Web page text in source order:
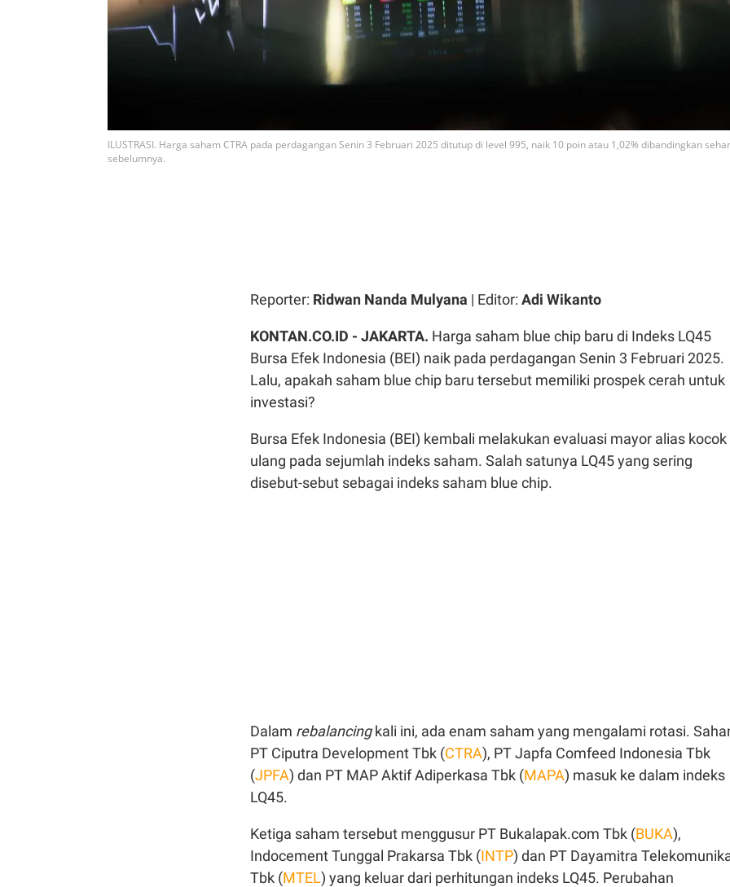
ILUSTRASI. Harga saham CTRA pada perdagangan Senin 3 Februari 2025 ditutup di level 995, naik 10 poin atau 1,02% dibandingkan
sebelumnya.
Reporter: Ridwan Nanda Mulyana | Editor: Adi Wikanto
KONTAN.CO.ID - JAKARTA. Harga saham blue chip baru di Indeks LQ45
Bursa Efek Indonesia (BEI) naik pada perdagangan Senin 3 Februari 2025.
Lalu, apakah saham blue chip baru tersebut memiliki prospek cerah untuk
investasi?
Bursa Efek Indonesia (BEI) kembali melakukan evaluasi mayor alias kocok
ulang pada sejumlah indeks saham. Salah satunya LQ45 yang sering
disebut-sebut sebagai indeks saham blue chip.
Dalam rebalancingkali ini, ada enam saham yang mengalami rotasi.
PT Ciputra Development Tbk (CTRA), PT Japfa Comfeed Indonesia Tbk
(JPFA) dan PT MAP Aktif Adiperkasa Tbk (MAPA) masuk ke dalam indeks
LQ45.
Ketiga saham tersebut menggusur PT Bukalapak.com Tbk (BUKA),
Indocement Tunggal Prakarsa Tbk (INTP) dan PT Dayamitra
Tbk (MTEL) yang keluar dari perhitungan indeks LQ45. Perubahan